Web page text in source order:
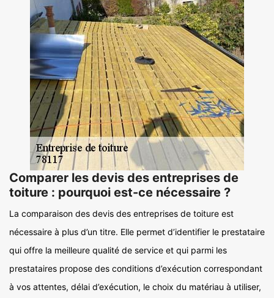
Comparer les devis des entreprises de
toiture : pourquoi est-ce nécessaire ?
La comparaison des devis des entreprises de toiture est
nécessaire à plus d’un titre. Elle permet d’identifier le prestataire
qui offre la meilleure qualité de service et qui parmi les
prestataires propose des conditions d’exécution correspondant
à vos attentes, délai d’exécution, le choix du matériau à utiliser,